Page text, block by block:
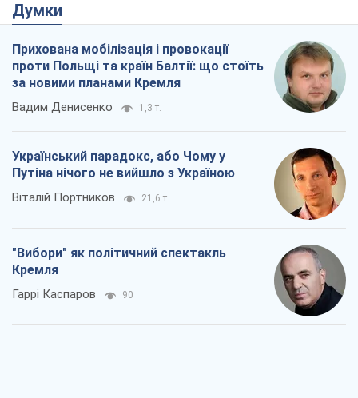
Думки
Прихована мобілізація і провокації
проти Польщі та країн Балтії: що стоїть
за новими планами Кремля
Вадим Денисенко 1,3 т.
Український парадокс, або Чому у
Путіна нічого не вийшло з Україною
Віталій Портников 21,6 т.
"Вибори" як політичний спектакль
Кремля
Гаррі Каспаров 90